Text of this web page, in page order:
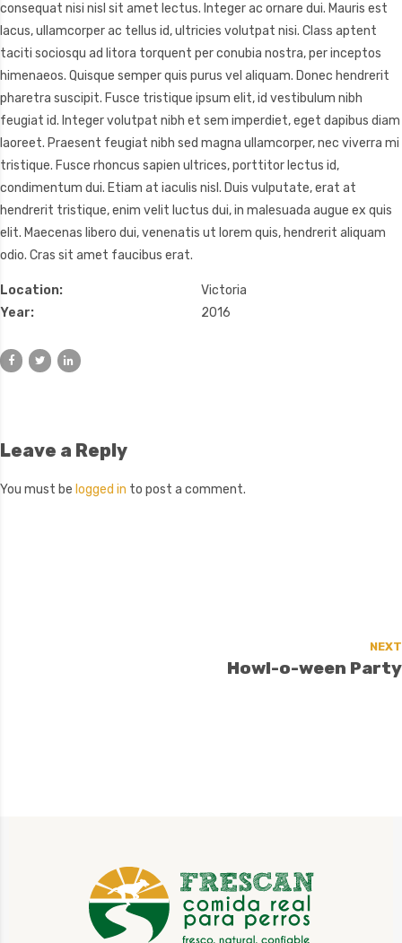
consequat nisi nisl sit amet lectus. Integer ac ornare dui. Mauris est
lacus, ullamcorper ac tellus id, ultricies volutpat nisi. Class aptent
taciti sociosqu ad litora torquent per conubia nostra, per inceptos
himenaeos. Quisque semper quis purus vel aliquam. Donec hendrerit
pharetra suscipit. Fusce tristique ipsum elit, id vestibulum nibh
feugiat id. Integer volutpat nibh et sem imperdiet, eget dapibus diam
laoreet. Praesent feugiat nibh sed magna ullamcorper, nec viverra mi
tristique. Fusce rhoncus sapien ultrices, porttitor lectus id,
condimentum dui. Etiam at iaculis nisl. Duis vulputate, erat at
hendrerit tristique, enim velit luctus dui, in malesuada augue ex quis
elit. Maecenas libero dui, venenatis ut lorem quis, hendrerit aliquam
odio. Cras sit amet faucibus erat.
Location:
Victoria
Year:
2016
Leave a Reply
You must be logged in to post a comment.
NEXT
Howl-o-ween Party